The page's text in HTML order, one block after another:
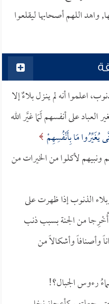
واهد اللهم أصحابها ليقلعوا
اعلموا أنه لم ينـزل بلاءٌ إلا
العباد على أنفسهم لَمَا غيَّر الله
يُغَيِّرُوا مَا بِأَنْفُسِهِمْ
ربهم ونبيهم لأكلوا من الخيرات من
الذنوب إذا ظهرت على
أُخْرِجا من الجنة بسبب ذنب
وأصنافاً وأشكالاً من
رءوس الجبال؟!